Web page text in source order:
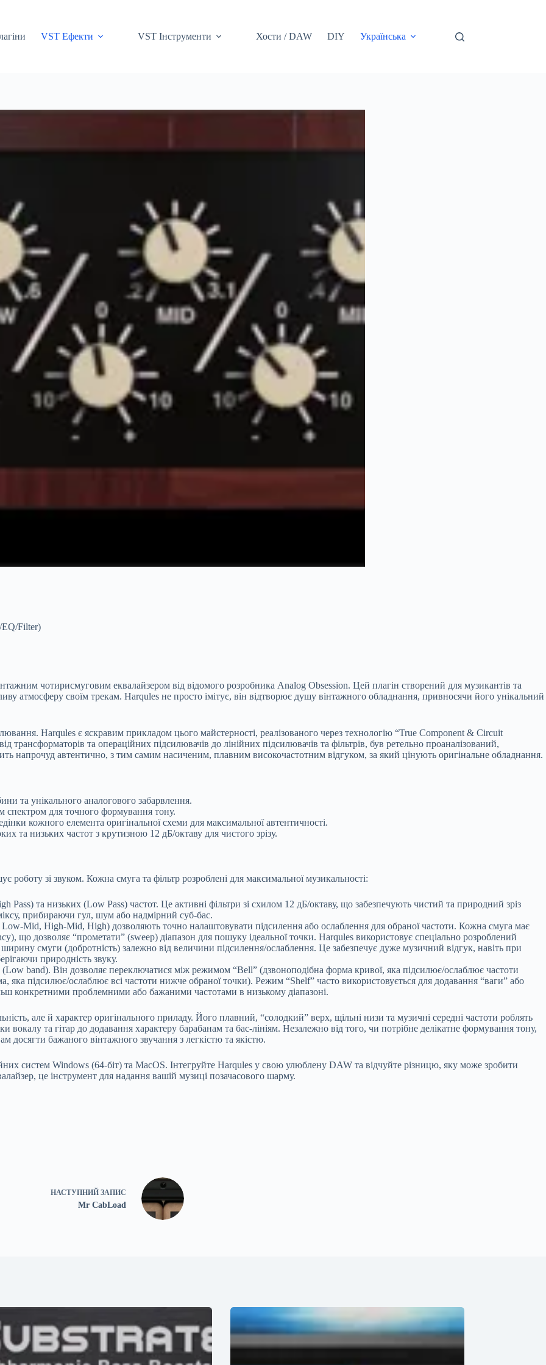
VST Ефекти VST Інструменти Хости / DAW DIY Українська
Filter)
чотирисмуговим еквалайзером від відомого розробника Analog Obsession. Цей плагін створений для музикантів та
атмосферу своїм трекам. Harqules не просто імітує, він відтворює душу вінтажного обладнання, привносячи його унікальний
Harqules є яскравим прикладом цього майстерності, реалізованого через технологію “True Component & Circuit
та операційних підсилювачів до лінійних підсилювачів та фільтрів, був ретельно проаналізований,
напрочуд автентично, з тим самим насиченим, плавним високочастотним відгуком, за який цінують оригінальне обладнання.
та унікального аналогового забарвлення.
для точного формування тону.
кожного елемента оригінальної схеми для максимальної автентичності.
та низьких частот з крутизною 12 дБ/октаву для чистого зрізу.
роботу зі звуком. Кожна смуга та фільтр розроблені для максимальної музикальності:
Pass) та низьких (Low Pass) частот. Це активні фільтри зі схилом 12 дБ/октаву, що забезпечують чистий та природний зріз
прибираючи гул, шум або надмірний суб-бас.
Mid, High-Mid, High) дозволяють точно налаштовувати підсилення або ослаблення для обраної частоти. Кожна смуга має
що дозволяє “прометати” (sweep) діапазон для пошуку ідеальної точки. Harqules використовує спеціально розроблений
смуги (добротність) залежно від величини підсилення/ослаблення. Це забезпечує дуже музичний відгук, навіть при
природність звуку.
band). Він дозволяє переключатися між режимом “Bell” (дзвоноподібна форма кривої, яка підсилює/ослаблює частоти
яка підсилює/ослаблює всі частоти нижче обраної точки). Режим “Shelf” часто використовується для додавання “ваги” або
конкретними проблемними або бажаними частотами в низькому діапазоні.
але й характер оригінального приладу. Його плавний, “солодкий” верх, щільні низи та музичні середні частоти роблять
та гітар до додавання характеру барабанам та бас-лініям. Незалежно від того, чи потрібне делікатне формування тону,
досягти бажаного вінтажного звучання з легкістю та якістю.
систем Windows (64-біт) та MacOS. Інтегруйте Harqules у свою улюблену DAW та відчуйте різницю, яку може зробити
це інструмент для надання вашій музиці позачасового шарму.
НАСТУПНИЙ ЗАПИС
Mr CabLoad